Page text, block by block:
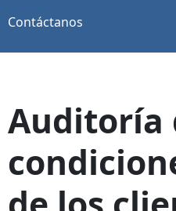
Contáctanos
Auditoría